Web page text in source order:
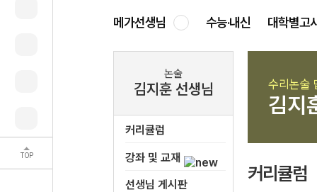
TOP
메가선생님 수능·내신 대학별고
논술
김지훈 선생님
커리큘럼
강좌 및 교재
선생님 게시판
수리논술
김지
커리큘럼